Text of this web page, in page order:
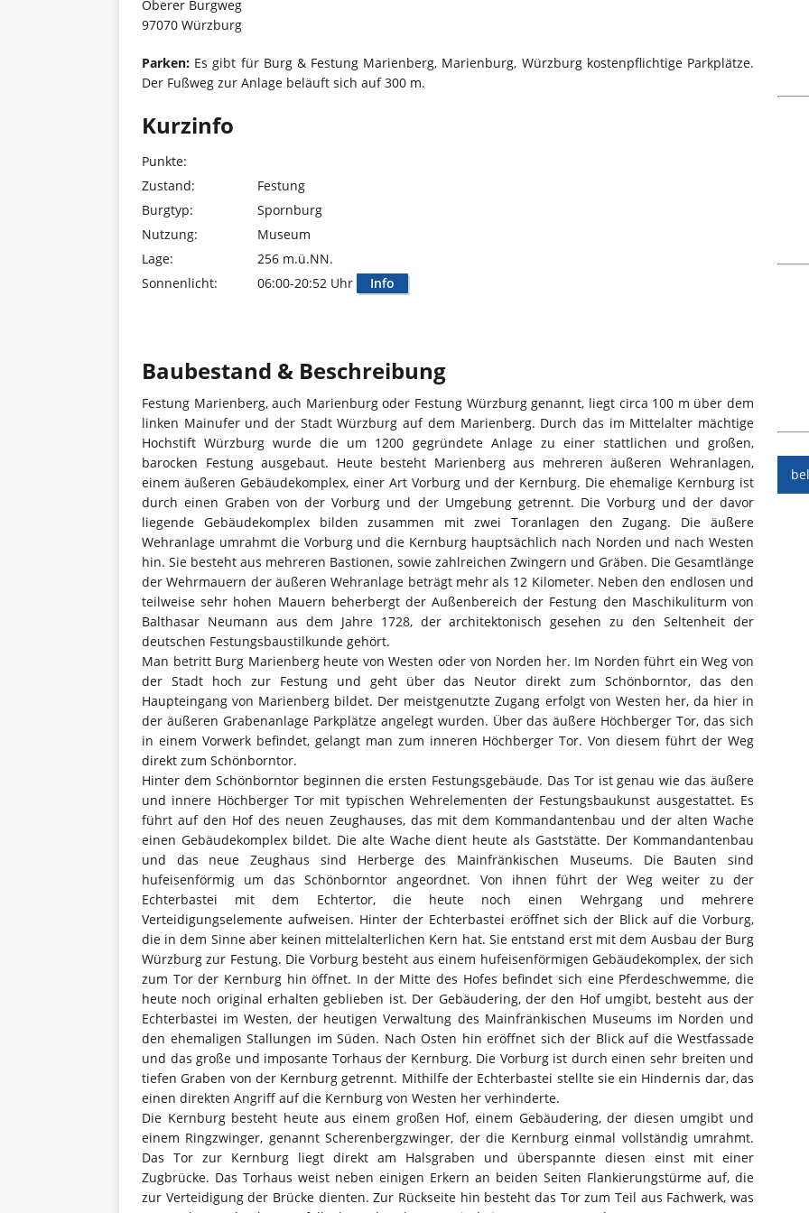
Oberer Burgweg
97070 Würzburg
Parken: Es gibt für Burg & Festung Marienberg, Marienburg, Würzburg kostenpflichtige Parkplätze.
Der Fußweg zur Anlage beläuft sich auf 300 m.
Kurzinfo
Punkte:
Zustand:
Festung
Burgtyp:
Spornburg
Nutzung:
Museum
Lage:
256 m.ü.NN.
Sonnenlicht:
06:00-20:52 Uhr Info
Baubestand & Beschreibung
Festung Marienberg, auch Marienburg oder Festung Würzburg genannt, liegt circa 100 m über dem
linken Mainufer und der Stadt Würzburg auf dem Marienberg. Durch das im Mittelalter mächtige
Hochstift Würzburg wurde die um 1200 gegründete Anlage zu einer stattlichen und großen,
barocken Festung ausgebaut. Heute besteht Marienberg aus mehreren äußeren Wehranlagen,
einem äußeren Gebäudekomplex, einer Art Vorburg und der Kernburg. Die ehemalige Kernburg ist
durch einen Graben von der Vorburg und der Umgebung getrennt. Die Vorburg und der davor
liegende Gebäudekomplex bilden zusammen mit zwei Toranlagen den Zugang. Die äußere
Wehranlage umrahmt die Vorburg und die Kernburg hauptsächlich nach Norden und nach Westen
hin. Sie besteht aus mehreren Bastionen, sowie zahlreichen Zwingern und Gräben. Die Gesamtlänge
der Wehrmauern der äußeren Wehranlage beträgt mehr als 12 Kilometer. Neben den endlosen und
teilweise sehr hohen Mauern beherbergt der Außenbereich der Festung den Maschikuliturm von
Balthasar Neumann aus dem Jahre 1728, der architektonisch gesehen zu den Seltenheit der
deutschen Festungsbaustilkunde gehört.
Man betritt Burg Marienberg heute von Westen oder von Norden her. Im Norden führt ein Weg von
der Stadt hoch zur Festung und geht über das Neutor direkt zum Schönborntor, das den
Haupteingang von Marienberg bildet. Der meistgenutzte Zugang erfolgt von Westen her, da hier in
der äußeren Grabenanlage Parkplätze angelegt wurden. Über das äußere Höchberger Tor, das sich
in einem Vorwerk befindet, gelangt man zum inneren Höchberger Tor. Von diesem führt der Weg
direkt zum Schönborntor.
Hinter dem Schönborntor beginnen die ersten Festungsgebäude. Das Tor ist genau wie das äußere
und innere Höchberger Tor mit typischen Wehrelementen der Festungsbaukunst ausgestattet. Es
führt auf den Hof des neuen Zeughauses, das mit dem Kommandantenbau und der alten Wache
einen Gebäudekomplex bildet. Die alte Wache dient heute als Gaststätte. Der Kommandantenbau
und das neue Zeughaus sind Herberge des Mainfränkischen Museums. Die Bauten sind
hufeisenförmig um das Schönborntor angeordnet. Von ihnen führt der Weg weiter zu der
Echterbastei mit dem Echtertor, die heute noch einen Wehrgang und mehrere
Verteidigungselemente aufweisen. Hinter der Echterbastei eröffnet sich der Blick auf die Vorburg,
die in dem Sinne aber keinen mittelalterlichen Kern hat. Sie entstand erst mit dem Ausbau der Burg
Würzburg zur Festung. Die Vorburg besteht aus einem hufeisenförmigen Gebäudekomplex, der sich
zum Tor der Kernburg hin öffnet. In der Mitte des Hofes befindet sich eine Pferdeschwemme, die
heute noch original erhalten geblieben ist. Der Gebäudering, der den Hof umgibt, besteht aus der
Echterbastei im Westen, der heutigen Verwaltung des Mainfränkischen Museums im Norden und
den ehemaligen Stallungen im Süden. Nach Osten hin eröffnet sich der Blick auf die Westfassade
und das große und imposante Torhaus der Kernburg. Die Vorburg ist durch einen sehr breiten und
tiefen Graben von der Kernburg getrennt. Mithilfe der Echterbastei stellte sie ein Hindernis dar, das
einen direkten Angriff auf die Kernburg von Westen her verhinderte.
Die Kernburg besteht heute aus einem großen Hof, einem Gebäudering, der diesen umgibt und
einem Ringzwinger, genannt Scherenbergzwinger, der die Kernburg einmal vollständig umrahmt.
Das Tor zur Kernburg liegt direkt am Halsgraben und überspannte diesen einst mit einer
Zugbrücke. Das Torhaus weist neben einigen Erkern an beiden Seiten Flankierungstürme auf, die
zur Verteidigung der Brücke dienten. Zur Rückseite hin besteht das Tor zum Teil aus Fachwerk, was